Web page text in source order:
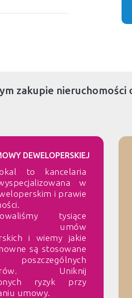
zakupie nieruchomości
DEWELOPERSKIEJ
to kancelaria
w
i prawie
tysiące
umów
i wiemy jakie
są stosowane
Uniknij
ryzyk przy
umowy.